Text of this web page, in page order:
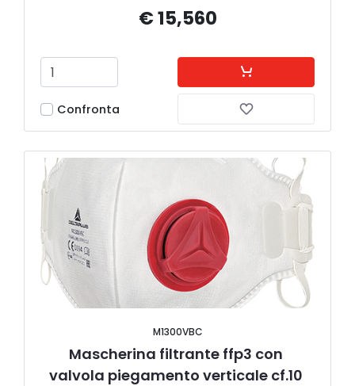
€ 15,560
Confronta
M1300VBC
Mascherina filtrante ffp3 con
valvola piegamento verticale cf.10